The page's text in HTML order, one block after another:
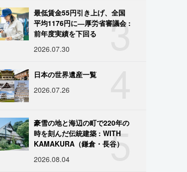
3
最低賃金55円引き上げ、全国
平均1176円に―厚労省審議会 :
前年度実績を下回る
2026.07.30
日本の世界遺産一覧
2026.07.26
5
豪雪の地と海辺の町で220年の
時を刻んだ伝統建築 : WITH
KAMAKURA（鎌倉・長谷）
2026.08.04